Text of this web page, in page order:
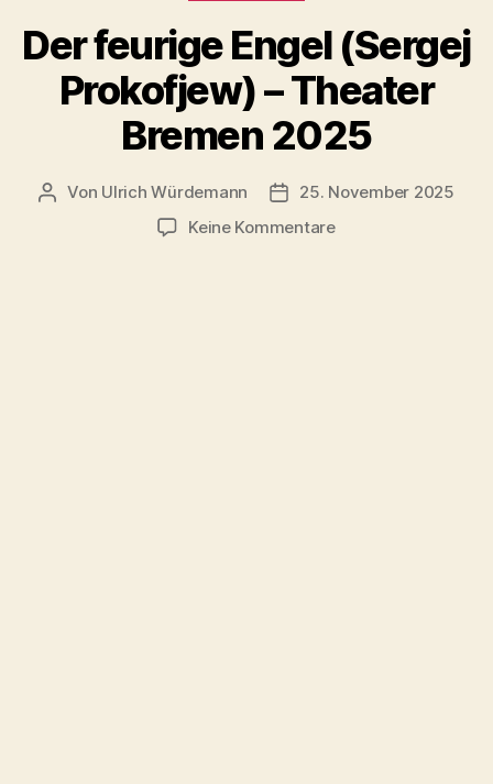
Der feurige Engel (Sergej
Prokofjew) – Theater
Bremen 2025
Beitragsautor
Von Ulrich Würdemann Beitragsdatum
25. November 2025
Keine Kommentarezu